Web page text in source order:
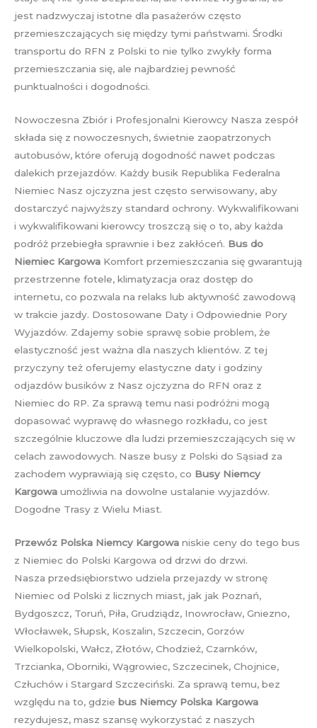
jest nadzwyczaj istotne dla pasażerów często
przemieszczających się między tymi państwami. Środki
transportu do RFN z Polski to nie tylko zwykły forma
przemieszczania się, ale najbardziej pewność
punktualności i dogodności.
Nowoczesna Zbiór i Profesjonalni Kierowcy Nasza zespół
składa się z nowoczesnych, świetnie zaopatrzonych
autobusów, które oferują dogodność nawet podczas
dalekich przejazdów. Każdy busik Republika Federalna
Niemiec Nasz ojczyzna jest często serwisowany, aby
dostarczyć najwyższy standard ochrony. Wykwalifikowani
i wykwalifikowani kierowcy troszczą się o to, aby każda
podróż przebiegła sprawnie i bez zakłóceń. Bus do
Niemiec Kargowa Komfort przemieszczania się gwarantują
przestrzenne fotele, klimatyzacja oraz dostęp do
internetu, co pozwala na relaks lub aktywność zawodową
w trakcie jazdy. Dostosowane Daty i Odpowiednie Pory
Wyjazdów. Zdajemy sobie sprawę sobie problem, że
elastyczność jest ważna dla naszych klientów. Z tej
przyczyny też oferujemy elastyczne daty i godziny
odjazdów busików z Nasz ojczyzna do RFN oraz z
Niemiec do RP. Za sprawą temu nasi podróżni mogą
dopasować wyprawę do własnego rozkładu, co jest
szczególnie kluczowe dla ludzi przemieszczających się w
celach zawodowych. Nasze busy z Polski do Sąsiad za
zachodem wyprawiają się często, co Busy Niemcy
Kargowa umożliwia na dowolne ustalanie wyjazdów.
Dogodne Trasy z Wielu Miast.
Przewóz Polska Niemcy Kargowa niskie ceny do tego bus
z Niemiec do Polski Kargowa od drzwi do drzwi.
Nasza przedsiębiorstwo udziela przejazdy w stronę
Niemiec od Polski z licznych miast, jak jak Poznań,
Bydgoszcz, Toruń, Piła, Grudziądz, Inowrocław, Gniezno,
Włocławek, Słupsk, Koszalin, Szczecin, Gorzów
Wielkopolski, Wałcz, Złotów, Chodzież, Czarnków,
Trzcianka, Oborniki, Wągrowiec, Szczecinek, Chojnice,
Człuchów i Stargard Szczeciński. Za sprawą temu, bez
względu na to, gdzie bus Niemcy Polska Kargowa
rezydujesz, masz szansę wykorzystać z naszych